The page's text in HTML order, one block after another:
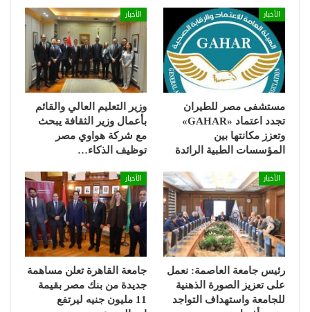
الأخبار
مستشفى مصر للطيران
تجدد اعتماد «GAHAR»
وتعزز مكانتها بين
المؤسسات الطبية الرائدة
الأخبار
وزير التعليم العالي والقائم
بأعمال وزير الثقافة يبحث
مع شركة هواوي مصر
توظيف الذكاء…
الأخبار
رئيس جامعة العاصمة: نعمل
على تعزيز الصورة الذهنية
للجامعة واستهداف التواجد
الأخبار
جامعة القاهرة تعلن مساهمة
جديدة من بنك مصر بقيمة
11 مليون جنيه ليرتفع